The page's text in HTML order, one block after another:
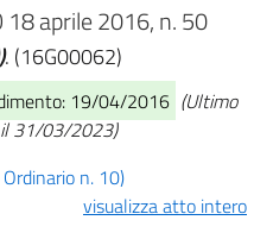
18 aprile 2016, n. 50
. (16G00062)
19/04/2016 (Ultimo
31/03/2023)
n. 10)
visualizza atto intero